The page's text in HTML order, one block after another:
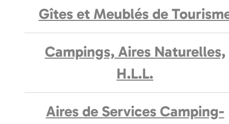
Gîtes et Meublés de
Campings, Aires Naturelles,
H.L.L.
Aires de Services Camping-